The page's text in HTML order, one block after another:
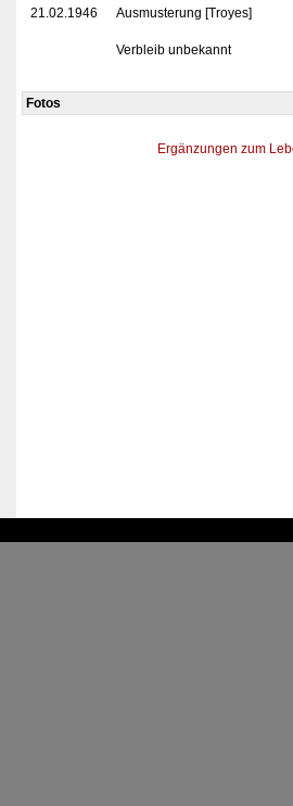
21.02.1946
Ausmusterung [Troyes]
Verbleib unbekannt
Fotos
Ergänzungen zum